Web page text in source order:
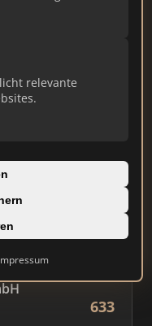
relevante
727
633